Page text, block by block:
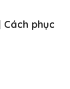
phục